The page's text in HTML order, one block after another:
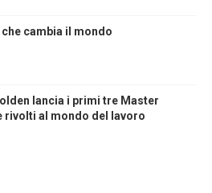
che cambia il mondo
lancia i primi tre Master
rivolti al mondo del lavoro